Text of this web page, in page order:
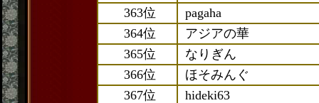
363位
pagaha
364位
アジアの華
365位
なりぎん
366位
ほそみんぐ
367位
hideki63